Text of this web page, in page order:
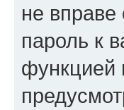
не
пароль к
функцией